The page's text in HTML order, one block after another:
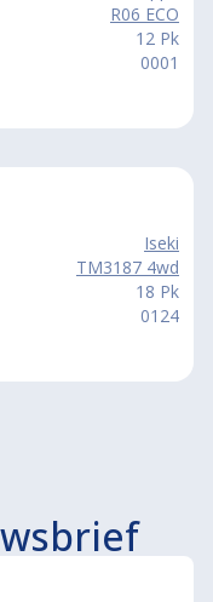
R06 ECO
12 Pk
0001
Iseki
TM3187 4wd
18 Pk
0124